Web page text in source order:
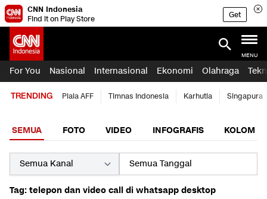
CNN Indonesia
Find it on Play Store
Get
MENU
For You Nasional Internasional Ekonomi Olahraga
TRENDING Piala AFF Timnas Indonesia Karhutla Singapura
SEMUA FOTO VIDEO INFOGRAFIS KOLOM
Tag: telepon dan video call di whatsapp desktop